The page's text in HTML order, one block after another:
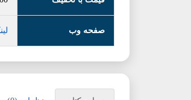
صفحه وب